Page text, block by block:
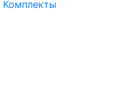
Комплекты